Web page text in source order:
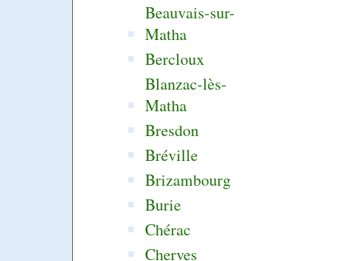
Beauvais-sur-
Matha
Bercloux
Blanzac-lès-
Matha
Bresdon
Bréville
Brizambourg
Burie
Chérac
Cherves